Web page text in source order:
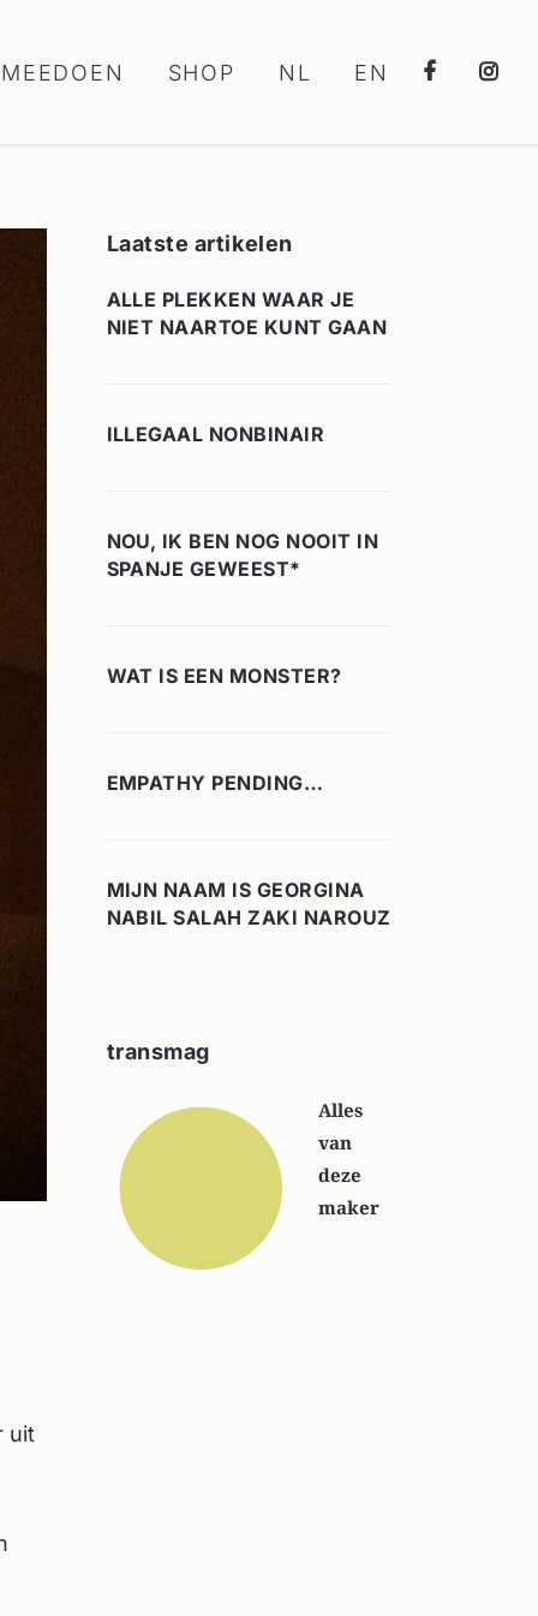
MEEDOEN SHOP NL EN
uit
Laatste artikelen
ALLE PLEKKEN WAAR JE
NIET NAARTOE KUNT GAAN
ILLEGAAL NONBINAIR
NOU, IK BEN NOG NOOIT IN
SPANJE GEWEEST*
WAT IS EEN MONSTER?
EMPATHY PENDING…
MIJN NAAM IS GEORGINA
NABIL SALAH ZAKI NAROUZ
transmag
Alles
van
deze
maker